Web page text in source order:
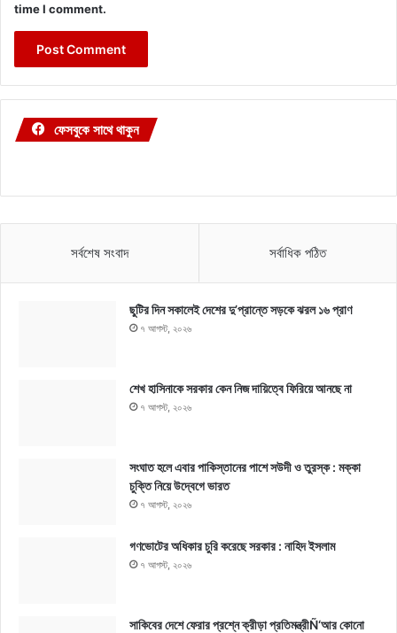
time I comment.
ফেসবুকে সাথে থাকুন
সর্বশেষ সংবাদ সর্বাধিক পঠিত
ছুটির দিন সকালেই দেশের দু’প্রান্তে সড়কে ঝরল ১৬ প্রাণ
৭ আগস্ট, ২০২৬
শেখ হাসিনাকে সরকার কেন নিজ দায়িত্বে ফিরিয়ে আনছে না
৭ আগস্ট, ২০২৬
সংঘাত হলে এবার পাকিস্তানের পাশে সউদী ও তুরস্ক : মক্কা
চুক্তি নিয়ে উদ্বেগে ভারত
৭ আগস্ট, ২০২৬
গণভোটের অধিকার চুরি করেছে সরকার : নাহিদ ইসলাম
৭ আগস্ট, ২০২৬
সাকিবের দেশে ফেরার প্রশ্নে ক্রীড়া প্রতিমন্ত্রীÑ‘আর কোনো